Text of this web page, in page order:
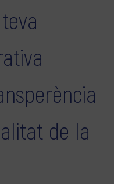
de la